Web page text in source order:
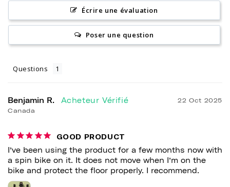
Écrire une évaluation
Poser une question
Questions
22 Oct 2025
Benjamin R.
Canada
GOOD PRODUCT
I’ve been using the product for a few months now with
a spin bike on it. It does not move when I’m on the
bike and protect the floor properly. I recommend.